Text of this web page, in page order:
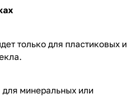
только для пластиковых и
минеральных или